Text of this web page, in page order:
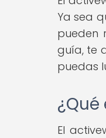
Ya sea
pueden
guía, te
puedas
El